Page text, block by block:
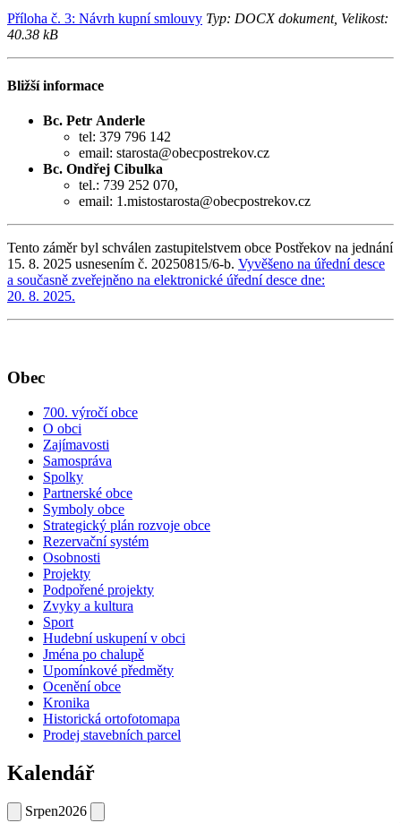
Příloha č. 3: Návrh kupní smlouvy Typ: DOCX dokument, Velikost:
40.38 kB
Bližší informace
Bc. Petr Anderle
tel: 379 796 142
email: starosta@obecpostrekov.cz
Bc. Ondřej Cibulka
tel.: 739 252 070,
email: 1.mistostarosta@obecpostrekov.cz
Tento záměr byl schválen zastupitelstvem obce Postřekov na jednání
15. 8. 2025 usnesením č. 20250815/6-b. Vyvěšeno na úřední desce
a současně zveřejněno na elektronické úřední desce dne:
20. 8. 2025.
Obec
700. výročí obce
O obci
Zajímavosti
Samospráva
Spolky
Partnerské obce
Symboly obce
Strategický plán rozvoje obce
Rezervační systém
Osobnosti
Projekty
Podpořené projekty
Zvyky a kultura
Sport
Hudební uskupení v obci
Jména po chalupě
Upomínkové předměty
Ocenění obce
Kronika
Historická ortofotomapa
Prodej stavebních parcel
Kalendář
Srpen2026